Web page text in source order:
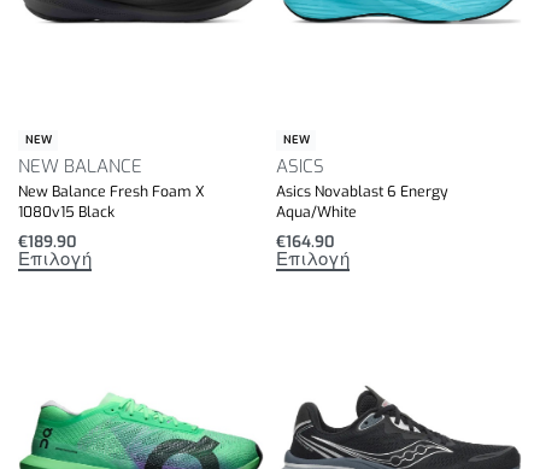
NEW
NEW BALANCE
New Balance Fresh Foam X
1080v15 Black
€189.90
Επιλογή
NEW
ASICS
Asics Novablast 6 Energy
Aqua/White
€164.90
Επιλογή